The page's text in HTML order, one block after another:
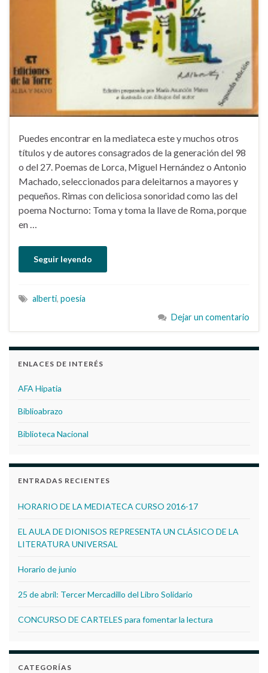
Puedes encontrar en la mediateca este y muchos otros
títulos y de autores consagrados de la generación del 98
o del 27. Poemas de Lorca, Miguel Hernández o Antonio
Machado, seleccionados para deleitarnos a mayores y
pequeños. Rimas con deliciosa sonoridad como las del
poema Nocturno: Toma y toma la llave de Roma, porque
en …
Seguir leyendo
alberti, poesía
Dejar un comentario
ENLACES DE INTERÉS
AFA Hipatia
Biblioabrazo
Biblioteca Nacional
ENTRADAS RECIENTES
HORARIO DE LA MEDIATECA CURSO 2016-17
EL AULA DE DIONISOS REPRESENTA UN CLÁSICO DE LA
LITERATURA UNIVERSAL
Horario de junio
25 de abril: Tercer Mercadillo del Libro Solidario
CONCURSO DE CARTELES para fomentar la lectura
CATEGORÍAS